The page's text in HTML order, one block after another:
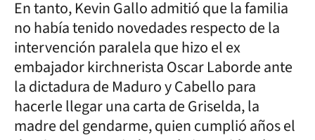
En tanto, Kevin Gallo admitió que la familia
no había tenido novedades respecto de la
intervención paralela que hizo el ex
embajador kirchnerista Oscar Laborde ante
la dictadura de Maduro y Cabello para
hacerle llegar una carta de Griselda, la
madre del gendarme, quien cumplió años el